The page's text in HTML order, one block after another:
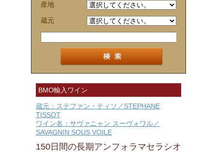
産地
蔵元
BMO輸入ワイン
蔵元：ステファン・ティソ／STEPHANE
TISSOT
ワイン名：サヴァニャン スーヴォワル／
SAVAGNIN SOUS VOILE
150日間の長期アンフォラマセラシオ